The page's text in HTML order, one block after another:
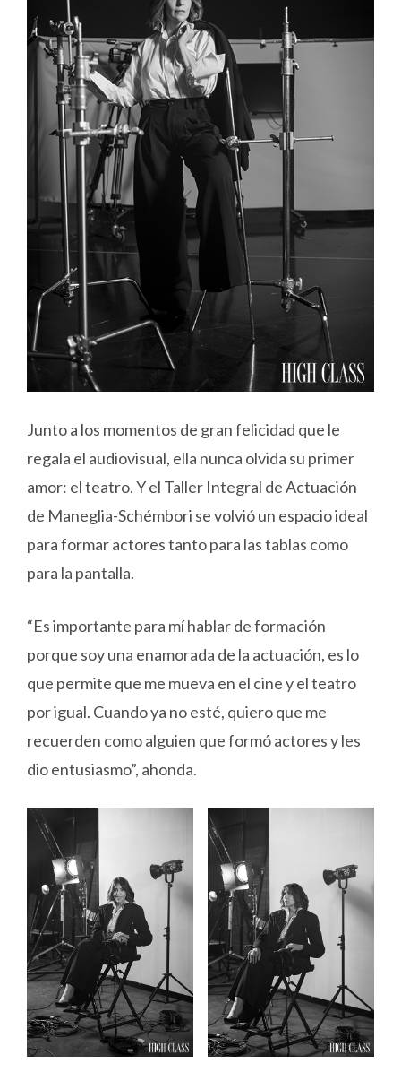
Junto a los momentos de gran felicidad que le
regala el audiovisual, ella nunca olvida su primer
amor: el teatro. Y el Taller Integral de Actuación
de Maneglia-Schémbori se volvió un espacio ideal
para formar actores tanto para las tablas como
para la pantalla.
“Es importante para mí hablar de formación
porque soy una enamorada de la actuación, es lo
que permite que me mueva en el cine y el teatro
por igual. Cuando ya no esté, quiero que me
recuerden como alguien que formó actores y les
dio entusiasmo”, ahonda.